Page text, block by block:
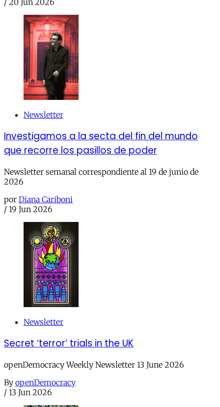
Newsletter
Investigamos a la secta del fin del mundo
que recorre los pasillos de poder
Newsletter semanal correspondiente al 19 de junio de
2026
por Diana Cariboni
/ 19 Jun 2026
Newsletter
Secret ‘terror’ trials in the UK
openDemocracy Weekly Newsletter 13 June 2026
By openDemocracy
/ 13 Jun 2026